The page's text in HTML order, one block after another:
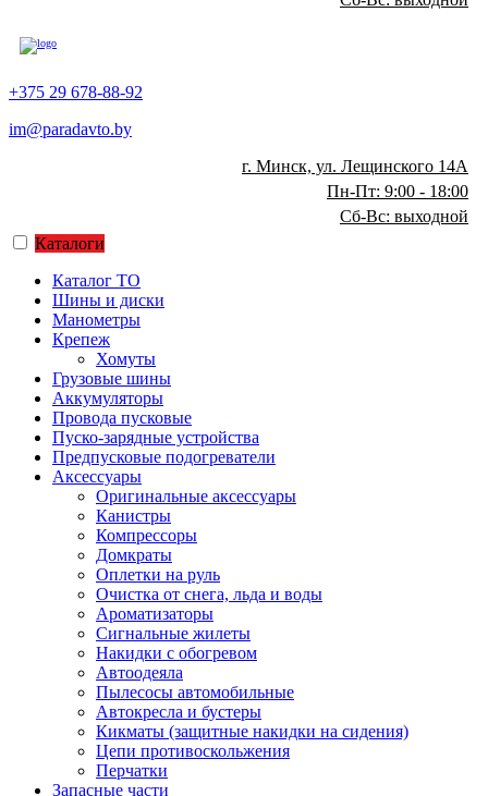
+375 29 678-88-92
im@paradavto.by
г. Минск, ул. Лещинского 14А
Пн-Пт: 9:00 - 18:00
Сб-Вс: выходной
Каталоги
Каталог ТО
Шины и диски
Манометры
Крепеж
Хомуты
Грузовые шины
Аккумуляторы
Провода пусковые
Пуско-зарядные устройства
Предпусковые подогреватели
Аксессуары
Оригинальные аксессуары
Канистры
Компрессоры
Домкраты
Оплетки на руль
Очистка от снега, льда и воды
Ароматизаторы
Сигнальные жилеты
Накидки с обогревом
Автоодеяла
Пылесосы автомобильные
Автокресла и бустеры
Кикматы (защитные накидки на сидения)
Цепи противоскольжения
Перчатки
Запасные части